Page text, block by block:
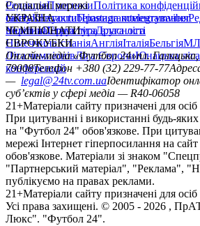
РедакціяПрогнозиПолітика
сайтуКонтактиПравила коментування
політикаСтруктура власності
Соціальні мережі
facebookxyoutubeinstagramtelegramviber
УКРАЇНА
УкраїнаПерша лігаДруга ліга
ЧЕМПІОНАТИ
НімеччинаІспаніяАнгліяІталіяБельгія
ЄВРОКУБКИ
Ліга чемпіонівЛіга ЄвропиЮнацька
конференцій
Онлайн-медіа «Футбол 24»пл.
79008Телефон +380 (32) 229-77-77
— legal@24tv.com.uaІдентифікатор
суб’єктів у сфері медіа — R40-06058
21+Матеріали сайту призначені для
При цитуванні і використанні будь-
на "Футбол 24" обов'язкове. При
мережі Інтернет гіперпосилання на сайт
обов'язкове. Матеріали зі знаком
"Партнерський матеріал", "Реклама",
публікуємо на правах реклами.
21+Матеріали сайту призначені для
Усi права захищенi. © 2005 - 2026 , ПрАТ
Люкс". "Футбол 24".